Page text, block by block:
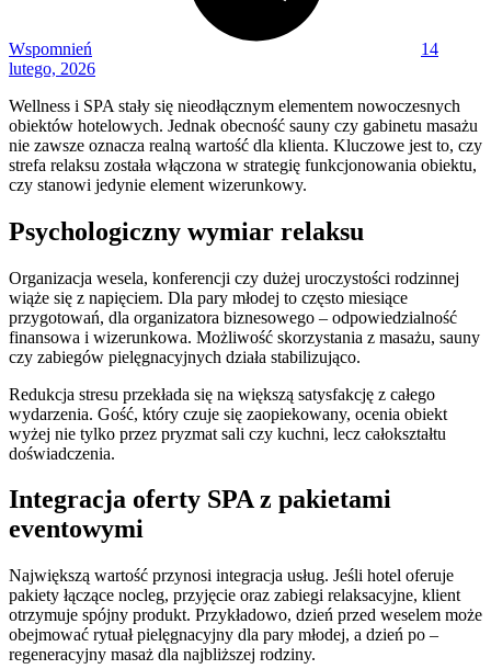
Wspomnień
14
lutego, 2026
Wellness i SPA stały się nieodłącznym elementem nowoczesnych
obiektów hotelowych. Jednak obecność sauny czy gabinetu masażu
nie zawsze oznacza realną wartość dla klienta. Kluczowe jest to, czy
strefa relaksu została włączona w strategię funkcjonowania obiektu,
czy stanowi jedynie element wizerunkowy.
Psychologiczny wymiar relaksu
Organizacja wesela, konferencji czy dużej uroczystości rodzinnej
wiąże się z napięciem. Dla pary młodej to często miesiące
przygotowań, dla organizatora biznesowego – odpowiedzialność
finansowa i wizerunkowa. Możliwość skorzystania z masażu, sauny
czy zabiegów pielęgnacyjnych działa stabilizująco.
Redukcja stresu przekłada się na większą satysfakcję z całego
wydarzenia. Gość, który czuje się zaopiekowany, ocenia obiekt
wyżej nie tylko przez pryzmat sali czy kuchni, lecz całokształtu
doświadczenia.
Integracja oferty SPA z pakietami
eventowymi
Największą wartość przynosi integracja usług. Jeśli hotel oferuje
pakiety łączące nocleg, przyjęcie oraz zabiegi relaksacyjne, klient
otrzymuje spójny produkt. Przykładowo, dzień przed weselem może
obejmować rytuał pielęgnacyjny dla pary młodej, a dzień po –
regeneracyjny masaż dla najbliższej rodziny.